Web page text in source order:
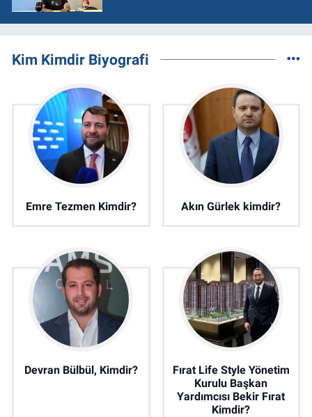
Kim Kimdir Biyografi
Emre Tezmen Kimdir? Akın Gürlek kimdir?
Devran Bülbül, Kimdir?
Fırat Life Style Yönetim
Kurulu Başkan
Yardımcısı Bekir Fırat
Kimdir?